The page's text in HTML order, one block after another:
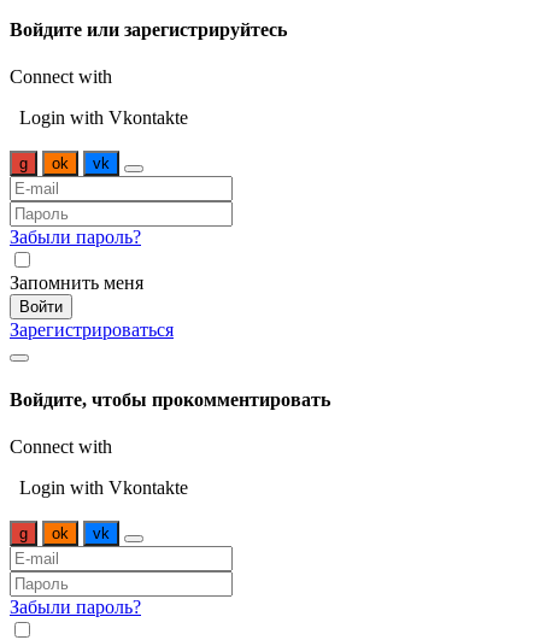
Войдите или зарегистрируйтесь
Connect with
Login with Vkontakte
g ok vk
Забыли пароль?
Запомнить меня
Войти
Зарегистрироваться
Войдите, чтобы прокомментировать
Connect with
Login with Vkontakte
g ok vk
Забыли пароль?